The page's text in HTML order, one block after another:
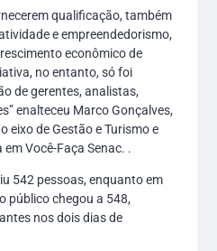
qualificação, também
e empreendedorismo,
econômico de
no entanto, só foi
de gerentes, analistas,
enalteceu Marco Gonçalves,
eixo de Gestão e Turismo e
Você-Faça Senac. .
542 pessoas, enquanto em
público chegou a 548,
nos dois dias de